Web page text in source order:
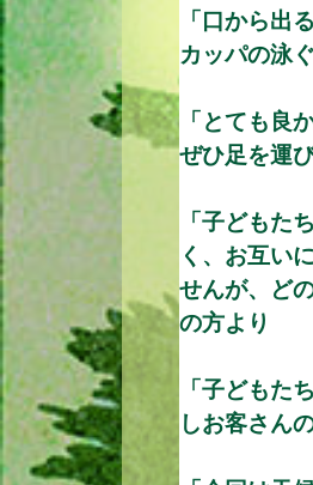
「口から出
カッパの泳
「とても良
ぜひ足を運
「子どもた
く、お互い
せんが、ど
の方より
「子どもた
しお客さん